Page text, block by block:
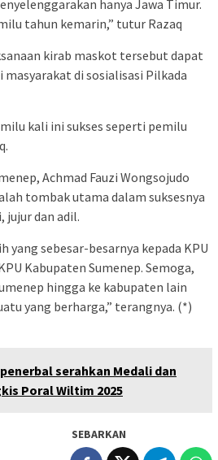
hanya Jawa Timur.
tahun kemarin,” tutur Razaq
kirab maskot tersebut dapat
di sosialisasi Pilkada
kali ini sukses seperti pemilu
Achmad Fauzi Wongsojudo
tombak utama dalam suksesnya
jujur dan adil.
yang sebesar-besarnya kepada KPU
Kabupaten Sumenep. Semoga,
hingga ke kabupaten lain
yang berharga,” terangnya. (*)
serahkan Medali dan
Poral Wiltim 2025
SEBARKAN